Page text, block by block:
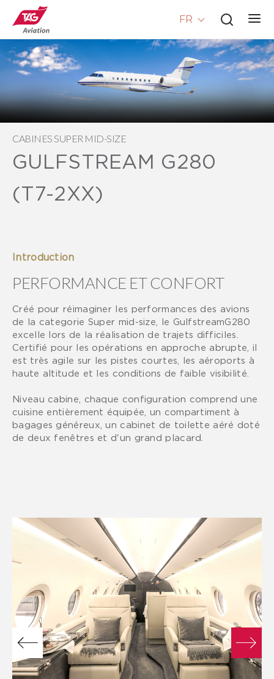
FR
CABINES SUPER MID-SIZE
GULFSTREAM G280
(T7-2XX)
Introduction
PERFORMANCE ET CONFORT
Créé pour réimaginer les performances des avions
de la categorie Super mid-size, le GulfstreamG280
excelle lors de la réalisation de trajets difficiles.
Certifié pour les opérations en approche abrupte, il
est très agile sur les pistes courtes, les aéroports à
haute altitude et les conditions de faible visibilité.
Niveau cabine, chaque configuration comprend une
cuisine entièrement équipée, un compartiment à
bagages généreux, un cabinet de toilette aéré doté
de deux fenêtres et d'un grand placard.